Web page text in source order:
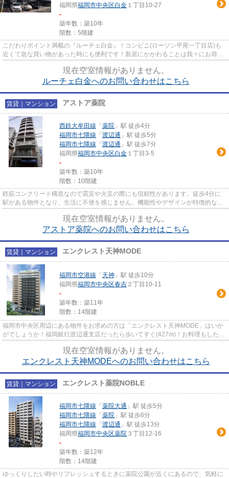
福岡県福岡市中央区白金 １丁目10-27
-
築年数：築10年
階数：5階建
こだわりポイント満載の『ルーチェ白金』！コンビニ(ローソン平尾一丁目店)も
近くて急な買い物があった時にも便利です！新居にかかわることは我々にお尋ね
ください。入居日などからお...
現在空室情報がありません。
ルーチェ白金へのお問い合わせはこちら
賃貸｜マンション アストア薬院
西鉄大牟田線 「薬院 」駅 徒歩4分
福岡市七隈線 「渡辺通 」駅 徒歩5分
福岡市七隈線 「渡辺通 」駅 徒歩7分
福岡県福岡市中央区白金 １丁目3-5
-
築年数：築10年
階数：10階建
鉄筋コンクリート構造なので震災や火災の際にも信頼性があります。徒歩4分に
駅がある物件となり、生活に不便を感じません。機能性やデザインが特徴的なお
部屋。交通面を重視した住まい...
現在空室情報がありません。
アストア薬院へのお問い合わせはこちら
賃貸｜マンション エンクレスト天神MODE
福岡市空港線 「天神 」駅 徒歩10分
福岡県福岡市中央区春吉 ２丁目10-11
-
築年数：築11年
階数：14階建
福岡市中央区周辺にある物件をお求めの方は「エンクレスト天神MODE」はいか
がでしょうか！福岡銀行渡辺通支店だったら歩いてすぐ(427m)！お料理もしたい
女性は、2Kはいかがでしょうか...
現在空室情報がありません。
エンクレスト天神MODEへのお問い合わせはこちら
賃貸｜マンション エンクレスト薬院NOBLE
福岡市七隈線 「薬院大通 」駅 徒歩5分
福岡市七隈線 「薬院 」駅 徒歩6分
福岡市七隈線 「渡辺通 」駅 徒歩13分
福岡県福岡市中央区薬院 ３丁目12-16
-
築年数：築12年
階数：14階建
ゆっくりしたい時やリフレッシュするときに薬院公園が近くにあるので、気軽に